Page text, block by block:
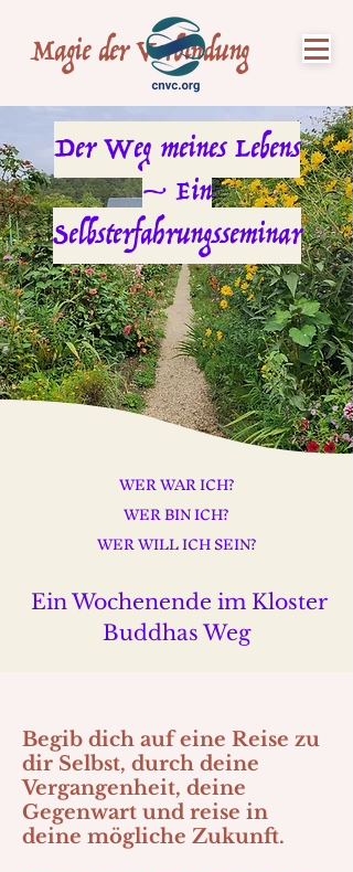
Magie der Verbindung
Der Weg meines Lebens
– Ein
Selbsterfahrungsseminar
WER WAR ICH?
WER BIN ICH?
WER WILL ICH SEIN?
Ein Wochenende im Kloster
Buddhas Weg
Begib dich auf eine Reise zu
dir Selbst, durch deine
Vergangenheit, deine
Gegenwart und reise in
deine mögliche Zukunft.